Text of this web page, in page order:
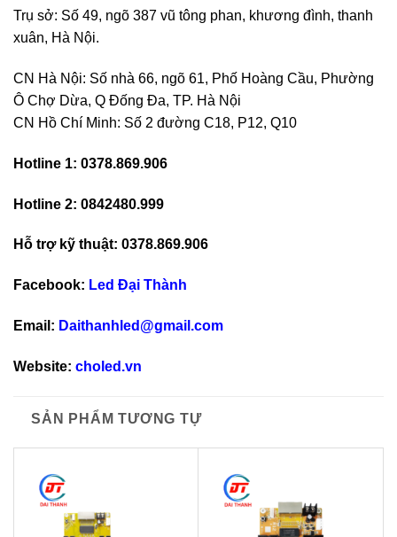
Trụ sở: Số 49, ngõ 387 vũ tông phan, khương đình, thanh
xuân, Hà Nội.
CN Hà Nội: Số nhà 66, ngõ 61, Phố Hoàng Cầu, Phường
Ô Chợ Dừa, Q Đống Đa, TP. Hà Nội
CN Hồ Chí Minh: Số 2 đường C18, P12, Q10
Hotline 1: 0378.869.906
Hotline 2: 0842480.999
Hỗ trợ kỹ thuật: 0378.869.906
Facebook: Led Đại Thành
Email: Daithanhled@gmail.com
Website: choled.vn
SẢN PHẨM TƯƠNG TỰ